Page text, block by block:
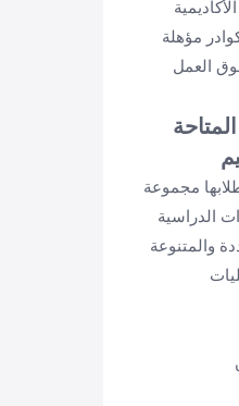
مؤهلة
العمل
مجموعة
الدراسية
والمتنوعة